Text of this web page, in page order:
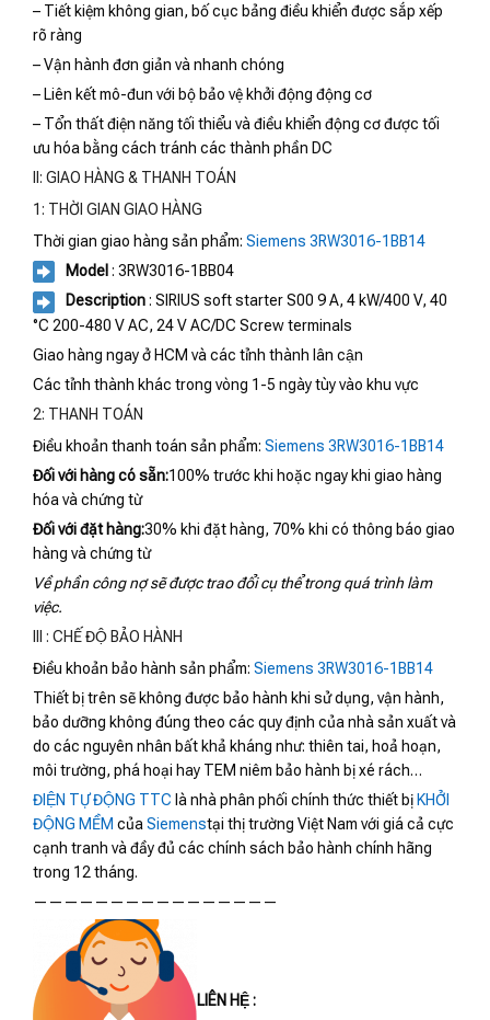
– Tiết kiệm không gian, bố cục bảng điều khiển được sắp xếp
rõ ràng
– Vận hành đơn giản và nhanh chóng
– Liên kết mô-đun với bộ bảo vệ khởi động động cơ
– Tổn thất điện năng tối thiểu và điều khiển động cơ được tối
ưu hóa bằng cách tránh các thành phần DC
II: GIAO HÀNG & THANH TOÁN
1: THỜI GIAN GIAO HÀNG
Thời gian giao hàng sản phẩm: Siemens 3RW3016-1BB14
Model : 3RW3016-1BB04
Description: SIRIUS soft starter S00 9 A, 4 kW/400 V, 40
°C 200-480 V AC, 24 V AC/DC Screw terminals
Giao hàng ngay ở HCM và các tỉnh thành lân cận
Các tỉnh thành khác trong vòng 1-5 ngày tùy vào khu vực
2: THANH TOÁN
Điều khoản thanh toán sản phẩm: Siemens 3RW3016-1BB14
Đối với hàng có sẵn:100% trước khi hoặc ngay khi giao hàng
hóa và chứng từ
Đối với đặt hàng:30% khi đặt hàng, 70% khi có thông báo giao
hàng và chứng từ
Về phần công nợ sẽ được trao đổi cụ thể trong quá trình làm
việc.
III : CHẾ ĐỘ BẢO HÀNH
Điều khoản bảo hành sản phẩm: Siemens 3RW3016-1BB14
Thiết bị trên sẽ không được bảo hành khi sử dụng, vận hành,
bảo dưỡng không đúng theo các quy định của nhà sản xuất và
do các nguyên nhân bất khả kháng như: thiên tai, hoả hoạn,
môi trường, phá hoại hay TEM niêm bảo hành bị xé rách…
ĐIỆN TỰ ĐỘNG TTC là nhà phân phối chính thức thiết bị KHỞI
ĐỘNG MỀM của Siemenstại thị trường Việt Nam với giá cả cực
cạnh tranh và đầy đủ các chính sách bảo hành chính hãng
trong 12 tháng.
————————————————
LIÊN HỆ :